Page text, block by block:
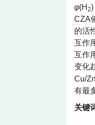
φ(H2
CZA
的活
互作
互作
变化
Cu/
有最
关键